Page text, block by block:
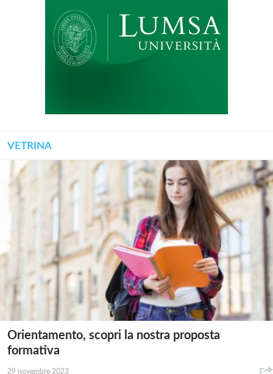
VETRINA
Orientamento, scopri la nostra proposta
formativa
29 novembre 2023